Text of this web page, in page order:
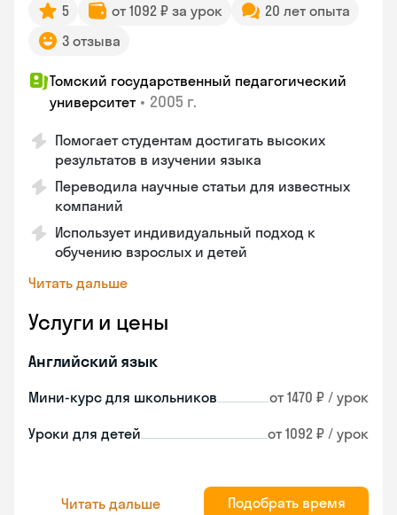
5 от 1092 ₽ за урок
20 лет опыта
3 отзыва
Томский государственный педагогический
университет • 2005 г.
Помогает студентам достигать высоких
результатов в изучении языка
Переводила научные статьи для известных
компаний
Использует индивидуальный подход к
обучению взрослых и детей
Читать дальше
Услуги и цены
Английский язык
Мини-курс для школьников от 1470 ₽ / урок
Уроки для детей от 1092 ₽ / урок
Читать дальше Подобрать время